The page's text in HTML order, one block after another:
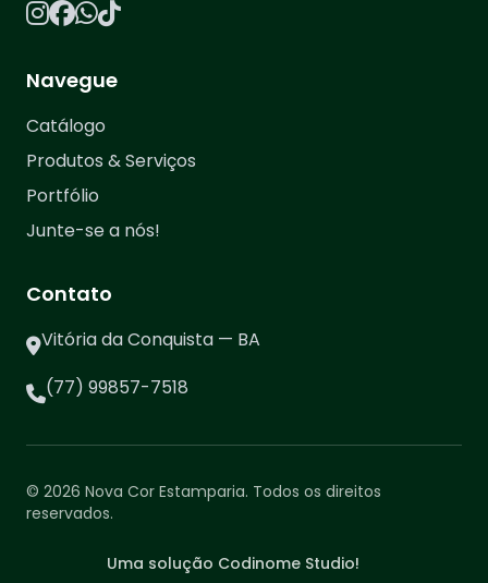
Navegue
Catálogo
Produtos & Serviços
Portfólio
Junte-se a nós!
Contato
Vitória da Conquista — BA
(77) 99857-7518
© 2026 Nova Cor Estamparia. Todos os direitos
reservados.
Uma solução Codinome Studio!